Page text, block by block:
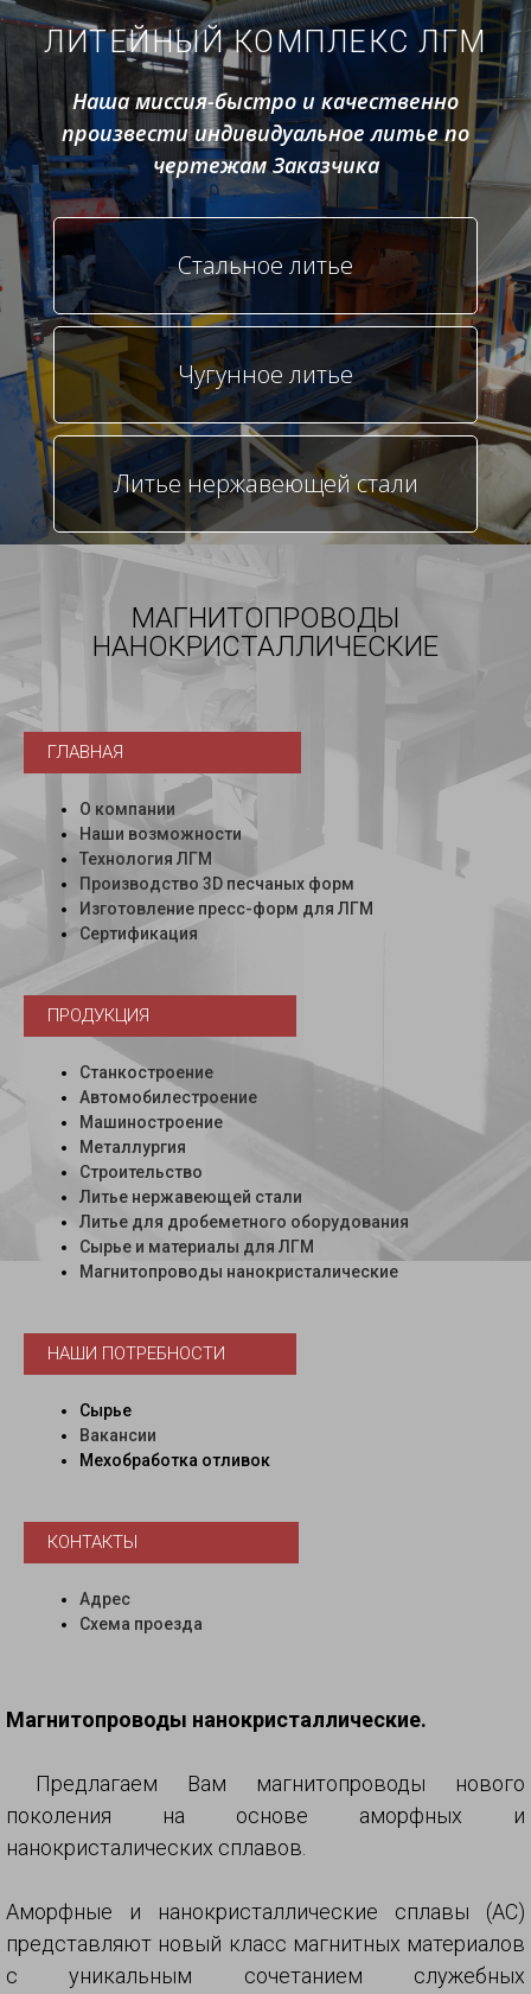
ЛИТЕЙНЫЙ КОМПЛЕКС ЛГМ
Наша миссия-быстро и качественно
произвести индивидуальное литье по
чертежам Заказчика
Стальное литье
Чугунное литье
Литье нержавеющей стали
МАГНИТОПРОВОДЫ
НАНОКРИСТАЛЛИЧЕСКИЕ
ГЛАВНАЯ
О компании
Наши возможности
Технология ЛГМ
Производство 3D песчаных форм
Изготовление пресс-форм для ЛГМ
Сертификация
ПРОДУКЦИЯ
Станкостроение
Автомобилестроение
Машиностроение
Металлургия
Строительство
Литье нержавеющей стали
Литье для дробеметного оборудования
Сырье и материалы для ЛГМ
Магнитопроводы нанокристалические
НАШИ ПОТРЕБНОСТИ
Сырье
Вакансии
Мехобработка отливок
КОНТАКТЫ
Адрес
Схема проезда
Магнитопроводы нанокристаллические.
Предлагаем Вам магнитопроводы нового
поколения на основе аморфных и
нанокристалических сплавов.
Аморфные и нанокристаллические сплавы (АС)
представляют новый класс магнитных материалов
с уникальным сочетанием служебных